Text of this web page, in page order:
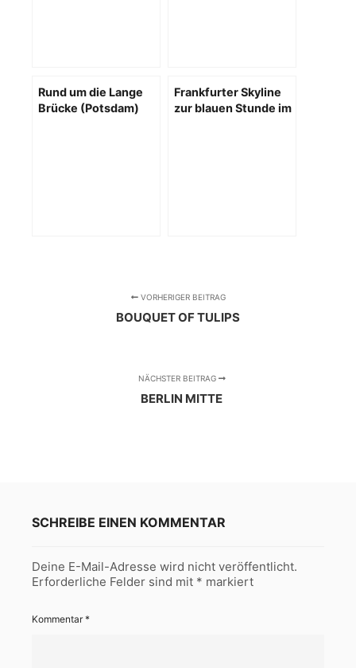
Rund um die Lange
Brücke (Potsdam)
Frankfurter Skyline
zur blauen Stunde im
VORHERIGER BEITRAG
BOUQUET OF TULIPS
NÄCHSTER BEITRAG
BERLIN MITTE
SCHREIBE EINEN KOMMENTAR
Deine E-Mail-Adresse wird nicht veröffentlicht.
Erforderliche Felder sind mit * markiert
Kommentar*